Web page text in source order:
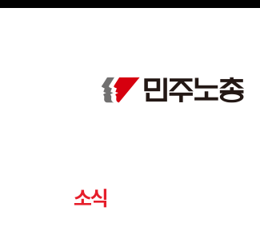
메뉴 건너뛰기
소식
Sketchbook5, 스케치북5
Sketchbook5, 스케치북5